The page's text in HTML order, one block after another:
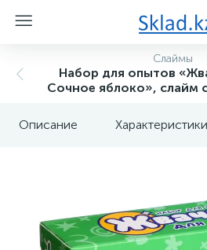
Слаймы
Набор для опытов
Сочное яблоко», слайм
Описание Характеристики